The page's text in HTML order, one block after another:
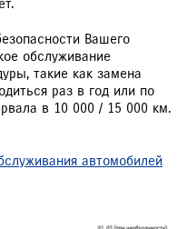
Вашего
обслуживание
такие как замена
раз в год или по
в 10 000 / 15 000 км.
автомобилей